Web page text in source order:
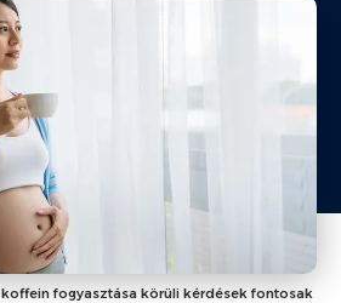
fogyasztása körüli kérdések fontosak